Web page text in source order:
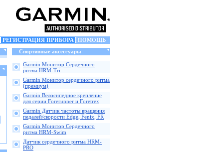
РЕГИСТРАЦИЯ ПРИБОРА
ПОМОЩЬ
Спортивные аксессуары
Garmin Монитор Сердечного
ритма HRM-Tri
Garmin Монитор сердечного ритма
(премиум)
Garmin Велосипедное крепление
для серии Forerunner и Foretrex
Garmin Датчик частоты вращения
педалей/скорости Edge, Fenix, FR
Garmin Монитор Сердечного
ритма HRM-Swim
Датчик сердечного ритма HRM-
PRO